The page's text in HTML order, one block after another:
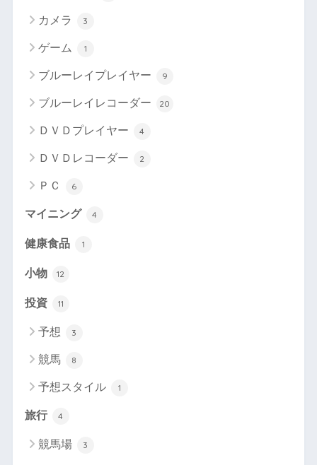
カメラ 3
ゲーム 1
ブルーレイプレイヤー 9
ブルーレイレコーダー 20
ＤＶＤプレイヤー 4
ＤＶＤレコーダー 2
ＰＣ 6
マイニング 4
健康食品 1
小物 12
投資 11
予想 3
競馬 8
予想スタイル 1
旅行 4
競馬場 3